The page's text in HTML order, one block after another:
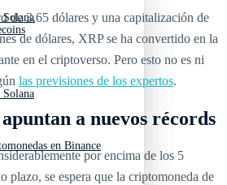
Solana
en Binance
Solana
de 3,65 dólares y una capitalización de
de dólares, XRP se ha convertido en la
en el criptoverso. Pero esto no es ni
las previsiones de los expertos.
a nuevos récords
por encima de los 5
plazo, se espera que la criptomoneda de